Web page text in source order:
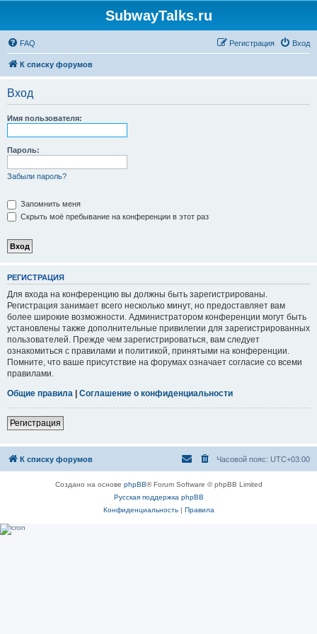
SubwayTalks.ru
FAQ Вход
Регистрация
К списку форумов
Вход
Имя пользователя:
Пароль:
Забыли пароль?
Запомнить меня
Скрыть моё пребывание на конференции в этот раз
РЕГИСТРАЦИЯ
Для входа на конференцию вы должны быть зарегистрированы.
Регистрация занимает всего несколько минут, но предоставляет вам
более широкие возможности. Администратором конференции могут быть
установлены также дополнительные привилегии для зарегистрированных
пользователей. Прежде чем зарегистрироваться, вам следует
ознакомиться с правилами и политикой, принятыми на конференции.
Помните, что ваше присутствие на форумах означает согласие со всеми
правилами.
Общие правила | Соглашение о конфиденциальности
Регистрация
К списку форумов Часовой пояс: UTC+03:00
Создано на основе phpBB® Forum Software © phpBB Limited
Русская поддержка phpBB
Конфиденциальность| Правила